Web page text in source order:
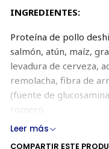
INGREDIENTES:
Proteína de pollo
salmón, atún, maíz,
levadura de cerveza,
remolacha, fibra de
(fuente de
romero.
Leer más
COMPARTIR ESTE